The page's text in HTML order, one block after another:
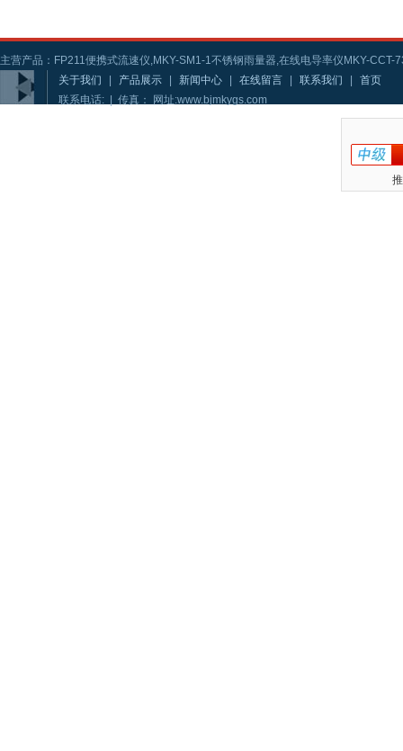
主营产品：FP211便携式流速仪,MKY-SM1-1不锈钢雨量器,在线电导率仪MKY-CCT-
关于我们
产品展示 新闻中心 在线留言 联系我们
首页
联系电话: | 传真： 网址:www.bjmkygs.com